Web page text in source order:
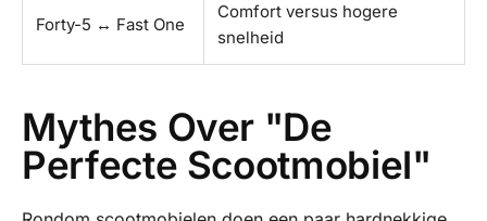
Forty-5 ↔ Fast One
Comfort versus hogere
snelheid
Mythes Over "De
Perfecte Scootmobiel"